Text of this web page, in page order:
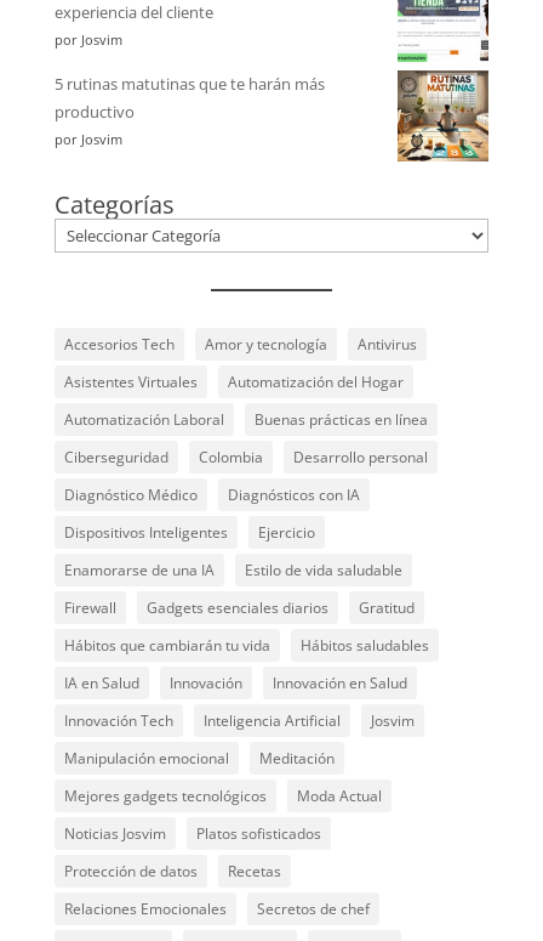
experiencia del cliente
por Josvim
5 rutinas matutinas que te harán más
productivo
por Josvim
Categorías
Accesorios Tech Amor y tecnología
Antivirus
Asistentes Virtuales
Automatización del Hogar
Automatización Laboral
Buenas prácticas en línea
Ciberseguridad
Colombia
Desarrollo personal
Diagnóstico Médico
Diagnósticos con IA
Dispositivos Inteligentes
Ejercicio
Enamorarse de una IA
Estilo de vida saludable
Firewall
Gadgets esenciales diarios
Gratitud
Hábitos que cambiarán tu vida
Hábitos saludables
IA en Salud
Innovación
Innovación en Salud
Innovación Tech
Inteligencia Artificial
Josvim
Manipulación emocional
Meditación
Mejores gadgets tecnológicos
Moda Actual
Noticias Josvim
Platos sofisticados
Protección de datos
Recetas
Relaciones Emocionales
Secretos de chef